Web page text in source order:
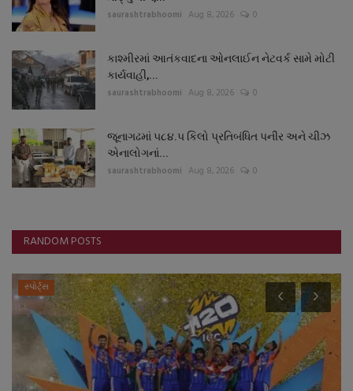
saurashtrabhoomi Aug 8, 2026 0
કાશ્મીરમાં આતંકવાદના ઓનલાઈન નેટવર્ક સામે મોટી
કાર્યવાહી,...
saurashtrabhoomi Aug 8, 2026 0
જૂનાગઢમાં ૫૮૪.૫ કિલો પ્રતિબંધિત પનીર અને ચીઝ
એનાલોગનાં...
saurashtrabhoomi Aug 8, 2026 0
RANDOM POSTS
સ્પોર્ટ્સ